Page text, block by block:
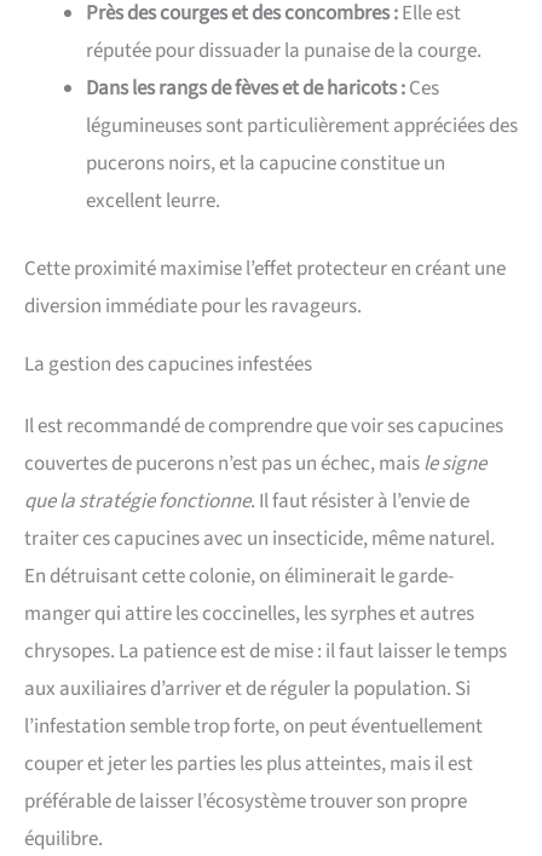
Près des courges et des concombres :Elle est
réputée pour dissuader la punaise de la courge.
Dans les rangs de fèves et de haricots :Ces
légumineuses sont particulièrement appréciées des
pucerons noirs, et la capucine constitue un
excellent leurre.
Cette proximité maximise l’effet protecteur en créant une
diversion immédiate pour les ravageurs.
La gestion des capucines infestées
Il est recommandé de comprendre que voir ses capucines
couvertes de pucerons n’est pas un échec, maisle signe
que la stratégie fonctionne. Il faut résister à l’envie de
traiter ces capucines avec un insecticide, même naturel.
En détruisant cette colonie, on éliminerait le garde-
manger qui attire les coccinelles, les syrphes et autres
chrysopes. La patience est de mise : il faut laisser le temps
aux auxiliaires d’arriver et de réguler la population. Si
l’infestation semble trop forte, on peut éventuellement
couper et jeter les parties les plus atteintes, mais il est
préférable de laisser l’écosystème trouver son propre
équilibre.